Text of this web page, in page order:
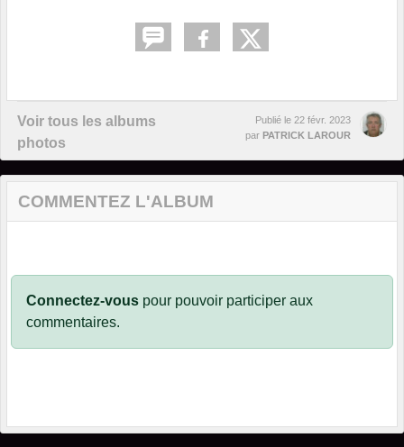
Voir tous les albums
photos
Publié le 22 févr. 2023
par PATRICK LAROUR
COMMENTEZ L'ALBUM
Connectez-vous pour pouvoir participer aux
commentaires.